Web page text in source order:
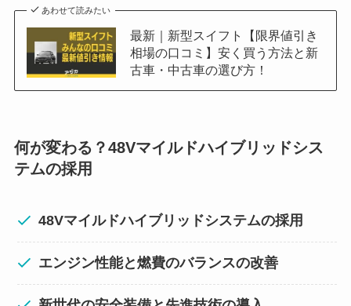
あわせて読みたい
最新｜新型スイフト【限界値引き
相場の口コミ】安く買う方法と新
古車・中古車の選び方！
何が変わる？48Vマイルドハイブリッドシス
テムの採用
48Vマイルドハイブリッドシステムの採用
エンジン性能と燃費のバランスの改善